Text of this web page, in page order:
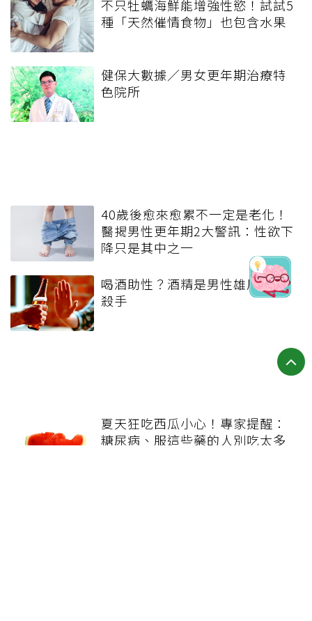
不只牡蠣海鮮能增強性慾！試試5
種「天然催情食物」也包含水果
健保大數據／男女更年期治療特
色院所
40歲後愈來愈累不一定是老化！
醫揭男性更年期2大警訊：性欲下
降只是其中之一
喝酒助性？酒精是男性雄風隱形
殺手
夏天狂吃西瓜小心！專家提醒：
糖尿病、服這些藥的人別吃太多